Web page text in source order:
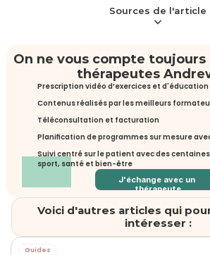
Sources de l'article
On ne vous compte toujours
thérapeutes
Prescription vidéo d’exercices et
Contenus réalisés par les meilleurs
Téléconsultation et facturation
Planification de programmes sur mesure
Suivi centré sur le patient avec des
sport, santé et bien-être
J'échange avec un
thérapeute
Voici d'autres articles qui
intéresser :
Guides